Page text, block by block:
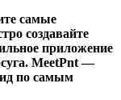
самые
создавайте
приложение
MeetPnt —
по самым